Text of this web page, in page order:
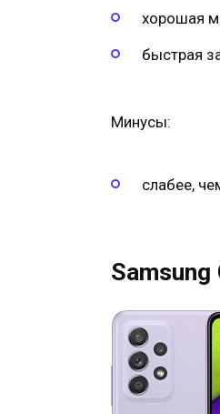
хорошая
быстрая
Минусы:
слабее,
Samsung